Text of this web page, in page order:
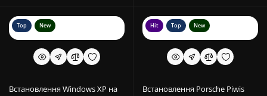
Top New
Встановлення Windows XP на
Hit Top New
Встановлення Porsche Piwis